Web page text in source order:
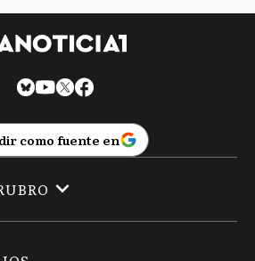
como fuente en